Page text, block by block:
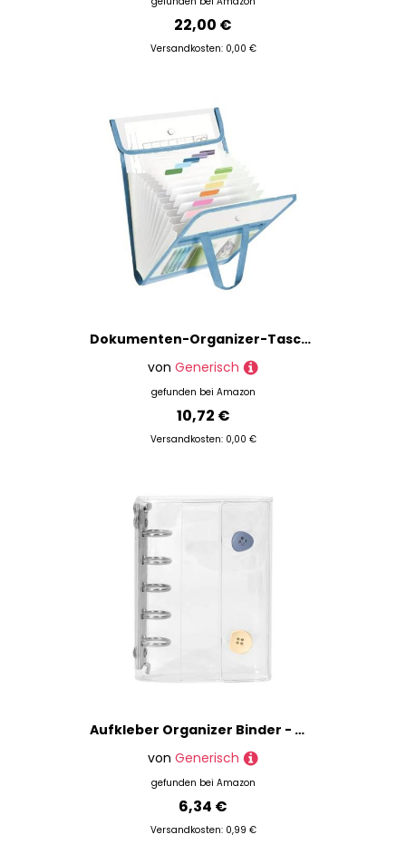
22,00 €
Versandkosten: 0,00 €
Dokumenten-Organizer-Tasche, vertikaler Aktenhalter, 13 Fächer, Testpapier-Organizer, A4, -Ordner für Klassenzimmer, Lehrer, Studenten, Schule, Zuhause, Reisen, Krankenpflege, Geschäft,
von Generisch
gefunden bei Amazon
10,72 €
Versandkosten: 0,00 €
Aufkleber Organizer Binder - Wiederverwendbar, Aufkleber -Speicherhalterbuch | Transparenter Notebook -Ästhetik -Torhüter, Planer Sammelalbum für Schulreisen Journaling Erwachsene
von Generisch
gefunden bei Amazon
6,34 €
Versandkosten: 0,99 €